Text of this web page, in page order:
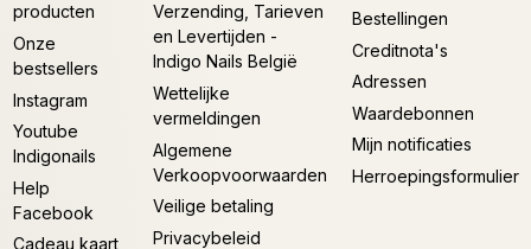
producten
Onze
bestsellers
Instagram
Youtube
Indigonails
Help
Facebook
Cadeau kaart
Verzending, Tarieven
en Levertijden -
Indigo Nails België
Wettelijke
vermeldingen
Algemene
Verkoopvoorwaarden
Veilige betaling
Privacybeleid
Bestellingen
Creditnota's
Adressen
Waardebonnen
Mijn notificaties
Herroepingsformulier